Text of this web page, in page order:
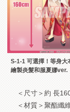
S-1-1 可選擇！等身大
繪製炎髮和服夏娜ver.
＜尺寸＞約 長
＜材質＞聚酯纖